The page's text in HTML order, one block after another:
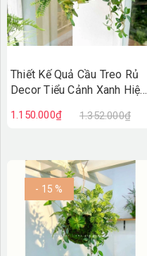
Thiết Kế Quả Cầu Treo Rủ
Decor Tiểu Cảnh Xanh Hiện
CC1297
1.150.000₫ 1.352.000₫
- 15 %